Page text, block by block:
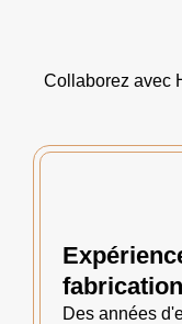
Collaborez avec
fabrication
Des années